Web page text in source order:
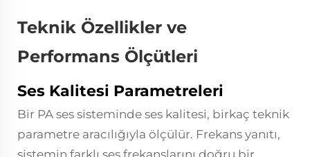
Teknik Özellikler ve
Performans Ölçütleri
Ses Kalitesi Parametreleri
Bir PA ses sisteminde ses kalitesi, birkaç teknik
parametre aracılığıyla ölçülür. Frekans yanıtı,